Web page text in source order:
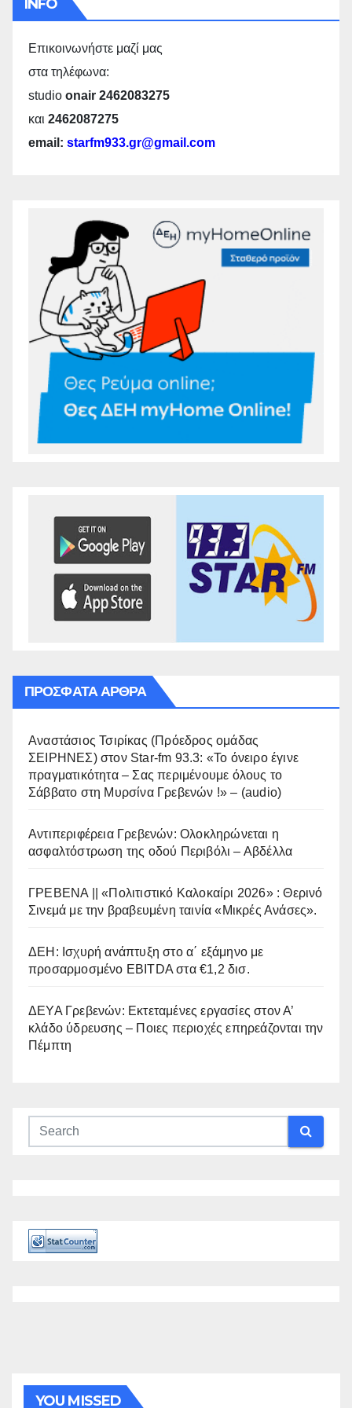
INFO
Επικοινωνήστε μαζί μας
στα τηλέφωνα:
studio onair 2462083275
και 2462087275
email: starfm933.gr@gmail.com
ΠΡΌΣΦΑΤΑ ΆΡΘΡΑ
Αναστάσιος Τσιρίκας (Πρόεδρος ομάδας
ΣΕΙΡΗΝΕΣ) στον Star-fm 93.3: «Το όνειρο έγινε
πραγματικότητα – Σας περιμένουμε όλους το
Σάββατο στη Μυρσίνα Γρεβενών !» – (audio)
Αντιπεριφέρεια Γρεβενών: Ολοκληρώνεται η
ασφαλτόστρωση της οδού Περιβόλι – Αβδέλλα
ΓΡΕΒΕΝΑ || «Πολιτιστικό Καλοκαίρι 2026» : Θερινό
Σινεμά με την βραβευμένη ταινία «Μικρές Ανάσες».
ΔΕΗ: Ισχυρή ανάπτυξη στο α΄ εξάμηνο με
προσαρμοσμένο EBITDA στα €1,2 δισ.
ΔΕΥΑ Γρεβενών: Εκτεταμένες εργασίες στον Α’
κλάδο ύδρευσης – Ποιες περιοχές επηρεάζονται την
Πέμπτη
YOU MISSED